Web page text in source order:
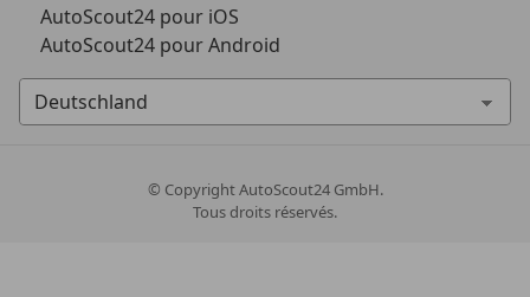
AutoScout24 pour iOS
AutoScout24 pour Android
© CopyrightAutoScout24 GmbH.
Tous droits réservés.